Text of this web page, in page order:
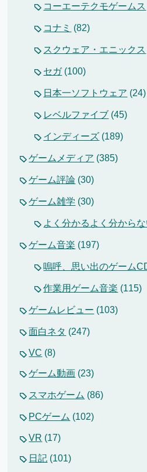
コーエーテクモゲームス
コナミ (82)
スクウェア・エニックス
セガ(100)
日本一ソフトウェア (24)
レベルファイブ (45)
インディーズ (189)
ゲームメディア (385)
ゲーム評論 (30)
ゲーム雑学 (30)
よく分かるよく分から
ゲーム音楽 (197)
嗚呼、思い出のゲーム
作業用ゲーム音楽 (115)
ゲームレビュー (103)
面白ネタ (247)
VC (8)
ゲーム動画 (23)
スマホゲーム (86)
PCゲーム (102)
VR (17)
日記 (101)